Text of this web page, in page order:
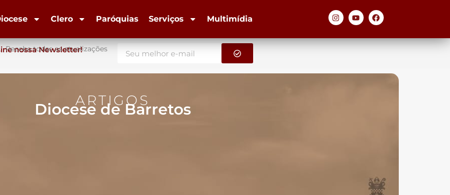
Clero Paróquias Serviços Multimídia
nossa Newsletter!
Receba todas as atualizações
ARTIGOS
Diocese de Barretos